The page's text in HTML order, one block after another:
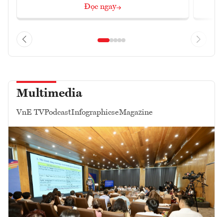
Đọc ngay
Multimedia
VnE TVPodcastInfographicseMagazine